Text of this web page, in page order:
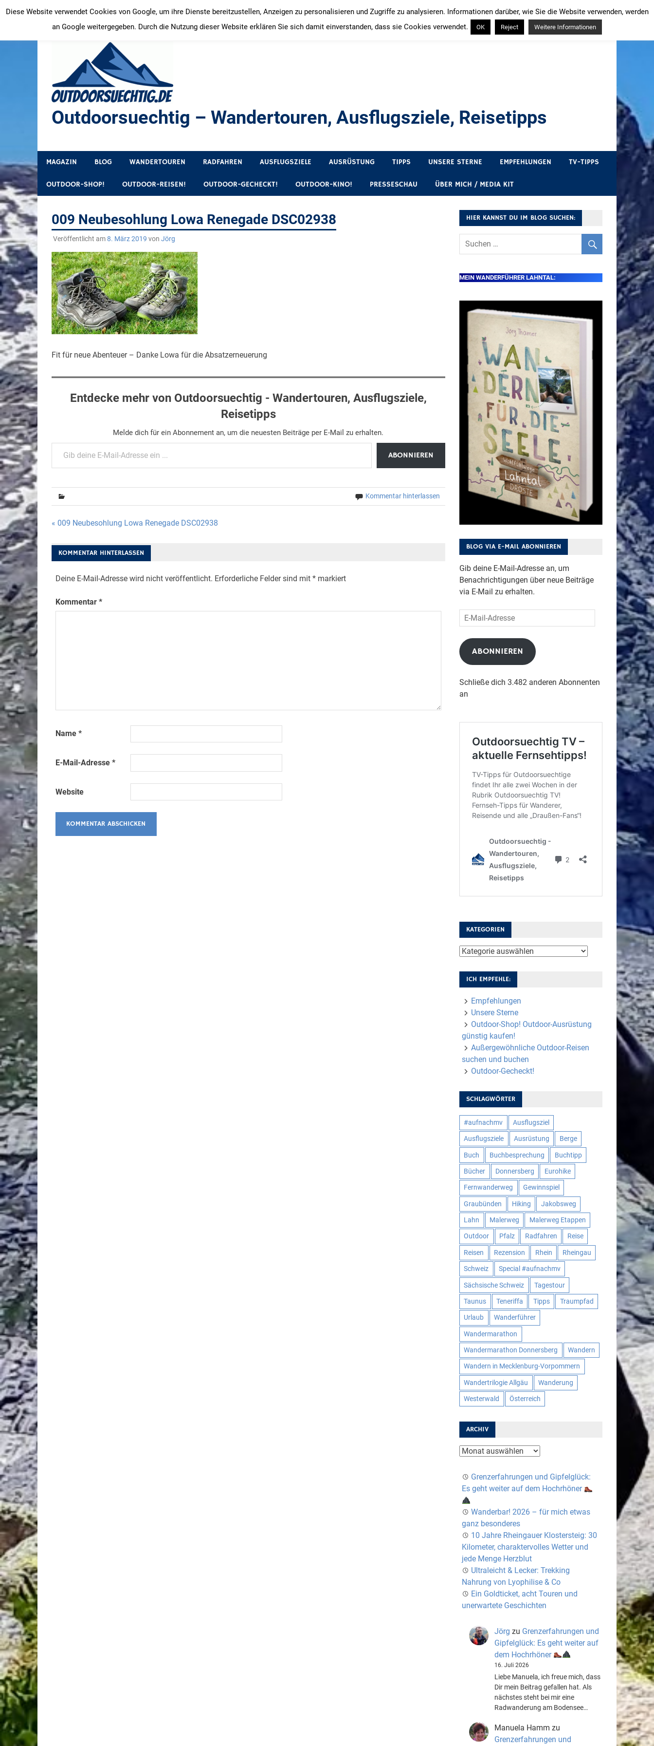
Inhalt
springen
Outdoorsuechtig – Wandertouren, Ausflugsziele, Reisetipps
MAGAZIN BLOG WANDERTOUREN RADFAHREN AUSFLUGSZIELE AUSRÜSTUNG TIPPS UNSERE STERNE EMPFEHLUNGEN TV-TIPPS
OUTDOOR-SHOP! OUTDOOR-REISEN! OUTDOOR-GECHECKT! OUTDOOR-KINO! PRESSESCHAU ÜBER MICH / MEDIA KIT
009 Neubesohlung Lowa Renegade DSC02938
Veröffentlicht am8. März 2019 von Jörg
Fit für neue Abenteuer – Danke Lowa für die Absatzerneuerung
Entdecke mehr von Outdoorsuechtig - Wandertouren, Ausflugsziele,
Reisetipps
Melde dich für ein Abonnement an, um die neuesten Beiträge per E-Mail zu erhalten.
Gib deine E-Mail-Adresse ein ...
ABONNIEREN
Kommentar hinterlassen
Beitragsnavigation
« 009 Neubesohlung Lowa Renegade DSC02938
KOMMENTAR HINTERLASSEN
Deine E-Mail-Adresse wird nicht veröffentlicht. Erforderliche Felder sind mit *markiert
Kommentar *
Name *
E-Mail-Adresse *
Website
HIER KANNST DU IM BLOG SUCHEN:
MEIN WANDERFÜHRER LAHNTAL:
BLOG VIA E-MAIL ABONNIEREN
Gib deine E-Mail-Adresse an, um
Benachrichtigungen über neue Beiträge
via E-Mail zu erhalten.
E-
Mail-
Adresse
ABONNIEREN
Schließe dich 3.482 anderen Abonnenten
an
KATEGORIEN
Kategorien
ICH EMPFEHLE:
Empfehlungen
Unsere Sterne
Outdoor-Shop! Outdoor-Ausrüstung
günstig kaufen!
Außergewöhnliche Outdoor-Reisen
suchen und buchen
Outdoor-Gecheckt!
SCHLAGWÖRTER
#aufnachmv Ausflugsziel
Ausflugsziele Ausrüstung Berge
Buch Buchbesprechung Buchtipp
Bücher Donnersberg Eurohike
Fernwanderweg Gewinnspiel
Graubünden Hiking Jakobsweg
Lahn Malerweg Malerweg Etappen
Outdoor Pfalz Radfahren Reise
Reisen Rezension Rhein Rheingau
Schweiz Special #aufnachmv
Sächsische Schweiz Tagestour
Taunus Teneriffa Tipps Traumpfad
Urlaub Wanderführer
Wandermarathon
Wandermarathon Donnersberg Wandern
Wandern in Mecklenburg-Vorpommern
Wandertrilogie Allgäu Wanderung
Westerwald Österreich
ARCHIV
Archiv
Grenzerfahrungen und Gipfelglück:
Es geht weiter auf dem Hochrhöner
Wanderbar! 2026 – für mich etwas
ganz besonderes
10 Jahre Rheingauer Klostersteig: 30
Kilometer, charaktervolles Wetter und
jede Menge Herzblut
Ultraleicht & Lecker: Trekking
Nahrung von Lyophilise & Co
Ein Goldticket, acht Touren und
unerwartete Geschichten
Jörg zu Grenzerfahrungen und
Gipfelglück: Es geht weiter auf
dem Hochrhöner
16. Juli 2026
Liebe Manuela, ich freue mich, dass
Dir mein Beitrag gefallen hat. Als
nächstes steht bei mir eine
Radwanderung am Bodensee…
Manuela Hamm zu
Grenzerfahrungen und
Diese Website verwendet Cookies von Google, um ihre Dienste bereitzustellen, Anzeigen zu personalisieren und Zugriffe zu analysieren. Informationen darüber, wie Sie die Website verwenden, werden
an Google weitergegeben. Durch die Nutzung dieser Website erklären Sie sich damit einverstanden, dass sie Cookies verwendet.
OK Reject Weitere Informationen